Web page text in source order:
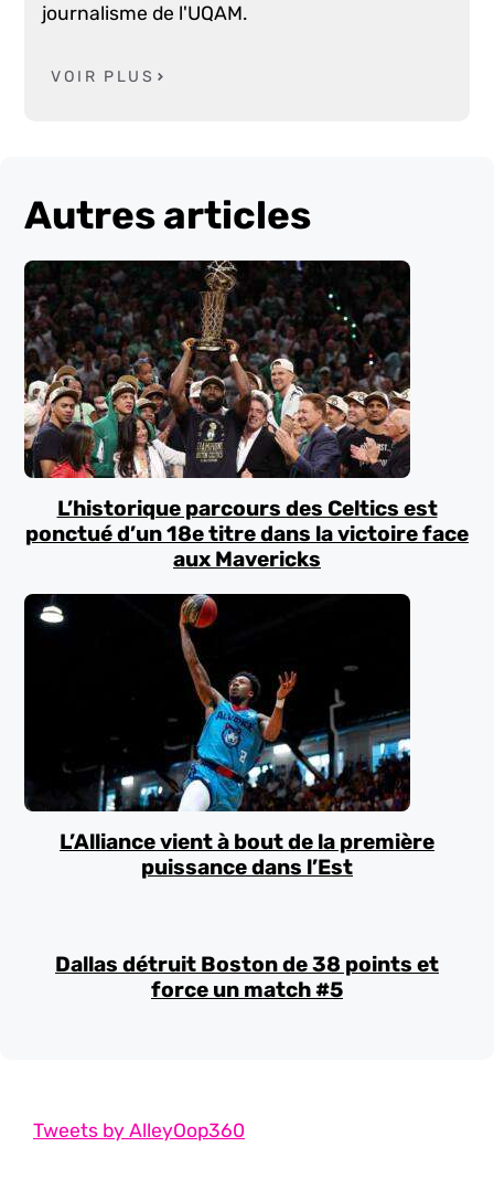
journalisme de l'UQAM.
VOIR PLUS
Autres articles
L’historique parcours des Celtics est
ponctué d’un 18e titre dans la victoire face
aux Mavericks
L’Alliance vient à bout de la première
puissance dans l’Est
Dallas détruit Boston de 38 points et
force un match #5
Tweets by AlleyOop360